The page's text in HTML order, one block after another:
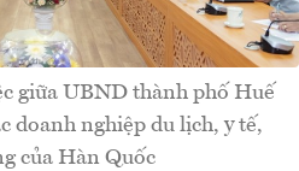
giữa UBND thành phố Huế
doanh nghiệp du lịch, y tế,
của Hàn Quốc